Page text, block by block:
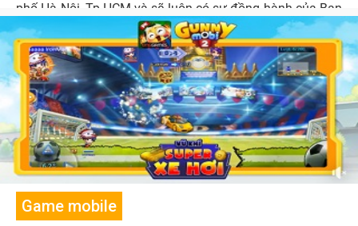
phố Hà Nội, Tp.HCM và sẽ luôn có sự đồng hành của Ban
Điều Hành Gunny Mobi. Dự kiến, ngày 24/11 tới đây, anh
em Gunner sẽ gặp gỡ tại đầu cầu Hà Nội.
Game mobile